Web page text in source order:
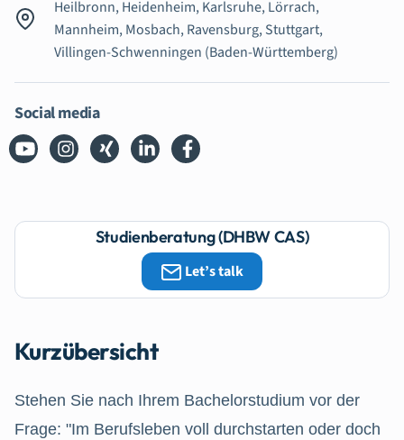
Heilbronn, Heidenheim, Karlsruhe, Lörrach,
Mannheim, Mosbach, Ravensburg, Stuttgart,
Villingen-Schwenningen (Baden-Württemberg)
Social media
Kurzübersicht
Stehen Sie nach Ihrem Bachelorstudium vor der
Frage: "Im Berufsleben voll durchstarten oder doch
Studienberatung (DHBW CAS)
Let’s talk